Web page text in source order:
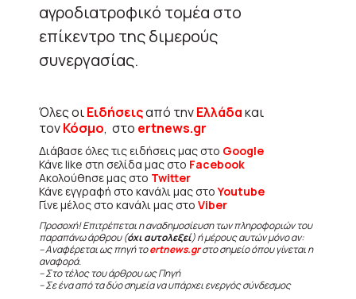
αγροδιατροφικό τομέα στο
επίκεντρο της διμερούς
συνεργασίας.
Όλες οιΕιδήσειςαπό τηνΕλλάδακαι
τονΚόσμο, στο ertnews.gr
Διάβασε όλες τις ειδήσεις μας στο Google
Κάνε like στη σελίδα μας στο Facebook
Ακολούθησε μας στο Twitter
Κάνε εγγραφή στο κανάλι μας στοYoutube
Γίνε μέλος στο κανάλι μας στο Viber
Προσοχή! Επιτρέπεται η αναδημοσίευση των πληροφοριών του
παραπάνω άρθρου (όχι αυτολεξεί) ή μέρους αυτών μόνο αν:
– Αναφέρεται ως πηγή τοertnews.grστο σημείο όπου γίνεται η
αναφορά.
– Στο τέλος του άρθρου ως Πηγή
– Σε ένα από τα δύο σημεία να υπάρχει ενεργός σύνδεσμος